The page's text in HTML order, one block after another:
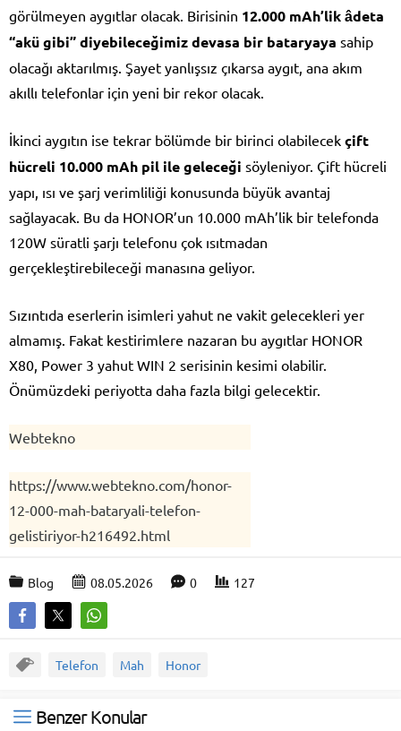
görülmeyen aygıtlar olacak. Birisinin 12.000 mAh’lik âdeta
“akü gibi” diyebileceğimiz devasa bir bataryaya sahip
olacağı aktarılmış. Şayet yanlışsız çıkarsa aygıt, ana akım
akıllı telefonlar için yeni bir rekor olacak.
İkinci aygıtın ise tekrar bölümde bir birinci olabilecek çift
hücreli 10.000 mAh pil ile geleceği söyleniyor. Çift hücreli
yapı, ısı ve şarj verimliliği konusunda büyük avantaj
sağlayacak. Bu da HONOR’un 10.000 mAh’lik bir telefonda
120W süratli şarjı telefonu çok ısıtmadan
gerçekleştirebileceği manasına geliyor.
Sızıntıda eserlerin isimleri yahut ne vakit gelecekleri yer
almamış. Fakat kestirimlere nazaran bu aygıtlar HONOR
X80, Power 3 yahut WIN 2 serisinin kesimi olabilir.
Önümüzdeki periyotta daha fazla bilgi gelecektir.
Webtekno
https://www.webtekno.com/honor-
12-000-mah-bataryali-telefon-
gelistiriyor-h216492.html
Blog 08.05.2026 0 127
Telefon Mah Honor
Benzer Konular